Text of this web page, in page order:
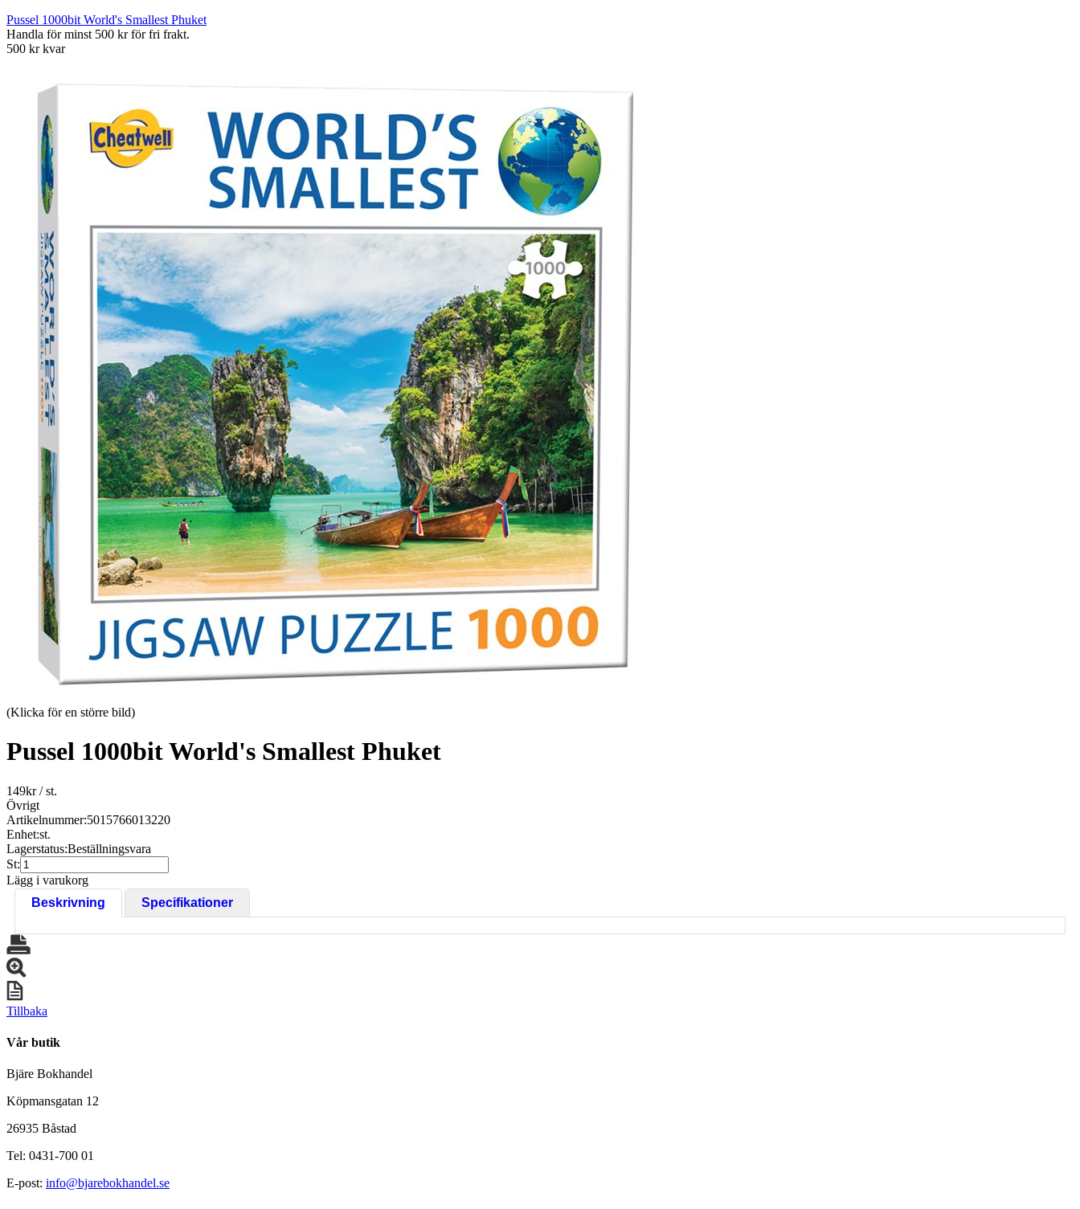
Pussel 1000bit World's Smallest Phuket
Handla för minst 500 kr för fri frakt.
500 kr kvar
(Klicka för en större bild)
Pussel 1000bit World's Smallest Phuket
149kr/ st.
Övrigt
Artikelnummer:5015766013220
Enhet:st.
Lagerstatus:Beställningsvara
St:
Lägg i varukorg
Beskrivning
Specifikationer
Tillbaka
Vår butik
Bjäre Bokhandel
Köpmansgatan 12
26935 Båstad
Tel: 0431-700 01
E-post: info@bjarebokhandel.se